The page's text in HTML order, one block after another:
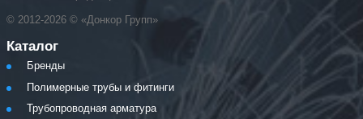
© 2012-2026 © «Донкор Групп»
Каталог
Бренды
Полимерные трубы и фитинги
Трубопроводная арматура